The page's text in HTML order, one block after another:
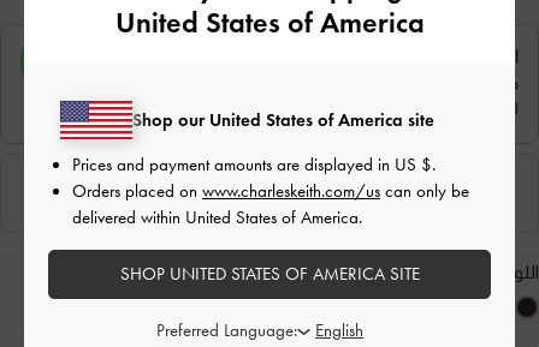
اللون: صندوق أسود
United States of America
Shop our United States of America site
Prices and payment amounts are displayed in US $.
Orders placed on www.charleskeith.com/us can only be
delivered within United States of America.
SHOP UNITED STATES OF AMERICA SITE
Preferred Language: